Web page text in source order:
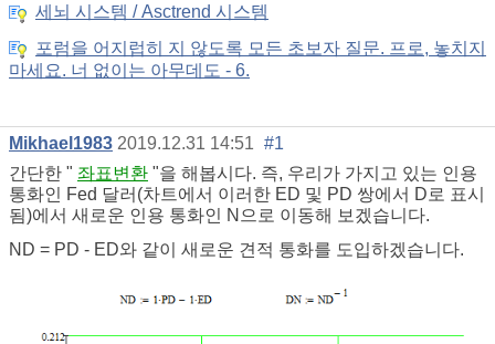
세뇌 시스템 / Asctrend 시스템
포럼을 어지럽히 지 않도록 모든 초보자 질문. 프로, 놓치지
마세요. 너 없이는 아무데도 - 6.
Mikhael1983 2019.12.31 14:51 #1
간단한 " 좌표변환 "을 해봅시다. 즉, 우리가 가지고 있는 인용
통화인 Fed 달러(차트에서 이러한 ED 및 PD 쌍에서 D로 표시
됨)에서 새로운 인용 통화인 N으로 이동해 보겠습니다.
ND = PD - ED와 같이 새로운 견적 통화를 도입하겠습니다.